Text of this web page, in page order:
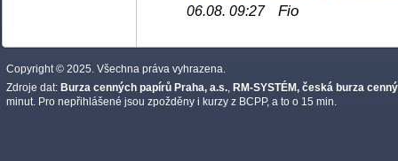
06.08. 09:27Fio
Copyright © 2025. Všechna práva vyhrazena.
Zdroje dat: Burza cenných papírů Praha, a.s., RM-SYSTÉM, česká burza
minut. Pro nepřihlášené jsou zpožděny i kurzy z BCPP, a to o 15 min.